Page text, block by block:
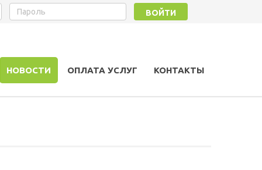
ВОЙТИ
НОВОСТИ ОПЛАТА УСЛУГ КОНТАКТЫ